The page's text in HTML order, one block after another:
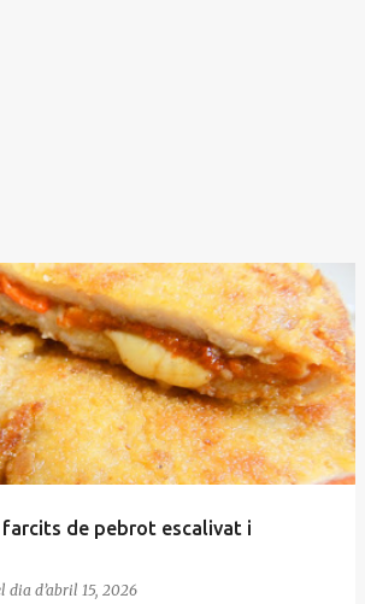
de pebrot escalivat i
dia d’abril 15, 2026